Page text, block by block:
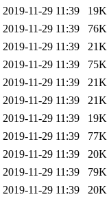
2019-11-29 11:39
19K
2019-11-29 11:39
76K
2019-11-29 11:39
21K
2019-11-29 11:39
75K
2019-11-29 11:39
21K
2019-11-29 11:39
21K
2019-11-29 11:39
19K
2019-11-29 11:39
77K
2019-11-29 11:39
20K
2019-11-29 11:39
79K
2019-11-29 11:39
20K